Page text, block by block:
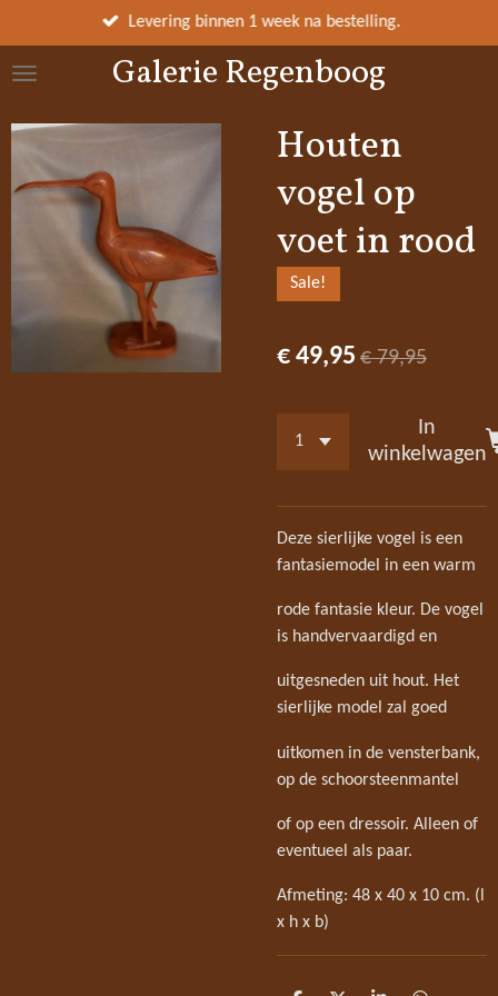
direct
naar
hoofdinhoud
Galerie Regenboog
Levering binnen 1 week na bestelling.
Houten
vogel op
voet in rood
Sale!
€ 49,95 € 79,95
In
winkelwagen
Deze sierlijke vogel is een
fantasiemodel in een warm
rode fantasie kleur. De vogel
is handvervaardigd en
uitgesneden uit hout. Het
sierlijke model zal goed
uitkomen in de vensterbank,
op de schoorsteenmantel
of op een dressoir. Alleen of
eventueel als paar.
Afmeting: 48 x 40 x 10 cm. (l
x h x b)